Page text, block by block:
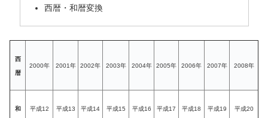
西暦・和暦変換
西
暦
2000年 2001年 2002年 2003年 2004年 2005年 2006年 2007年 2008年
和 平成12 平成13 平成14 平成15 平成16 平成17 平成18 平成19 平成20